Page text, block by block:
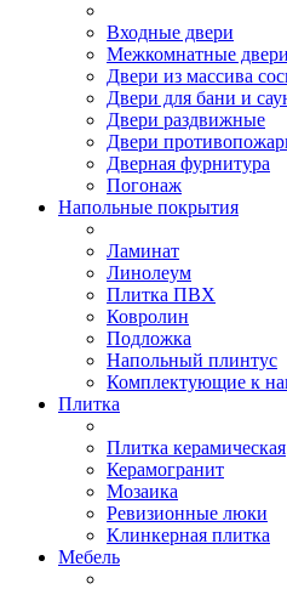
Входные двери
Межкомнатные двери
Двери из массива
Двери для бани и
Двери раздвижные
Двери
Дверная фурнитура
Погонаж
Напольные покрытия
Ламинат
Линолеум
Плитка ПВХ
Ковролин
Подложка
Напольный плинтус
Комплектующие к
Плитка
Плитка керамическая
Керамогранит
Мозаика
Ревизионные люки
Клинкерная плитка
Мебель